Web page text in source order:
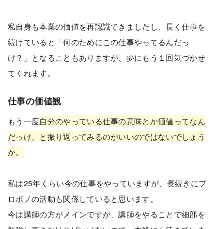
私自身も本業の価値を再認識できましたし、長く仕事を
続けていると「何のためにこの仕事やってるんだっ
け？」となることもありますが、夢にもう１回気づかせ
てくれます。
仕事の価値観
もう一度自分のやっている仕事の意味とか価値ってなん
だっけ、と振り返ってみるのがいいのではないでしょう
か。
私は25年くらい今の仕事をやっていますが、長続きにプ
ロボノの活動も関係していると思います。
今は講師の方がメインですが、講師をやることで細部を